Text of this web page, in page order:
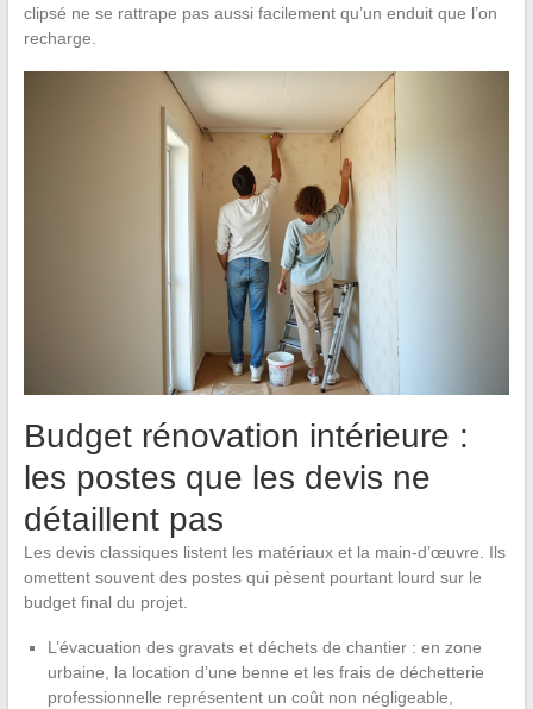
clipsé ne se rattrape pas aussi facilement qu’un enduit que l’on
recharge.
Budget rénovation intérieure :
les postes que les devis ne
détaillent pas
Les devis classiques listent les matériaux et la main-d’œuvre. Ils
omettent souvent des postes qui pèsent pourtant lourd sur le
budget final du projet.
L’évacuation des gravats et déchets de chantier : en zone
urbaine, la location d’une benne et les frais de déchetterie
professionnelle représentent un coût non négligeable,